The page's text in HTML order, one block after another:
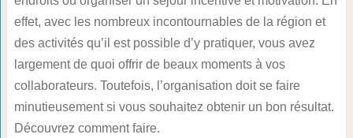
effet, avec les nombreux incontournables de la région et
des activités qu’il est possible d’y pratiquer, vous avez
largement de quoi offrir de beaux moments à vos
collaborateurs. Toutefois, l’organisation doit se faire
minutieusement si vous souhaitez obtenir un bon résultat.
Découvrez comment faire.